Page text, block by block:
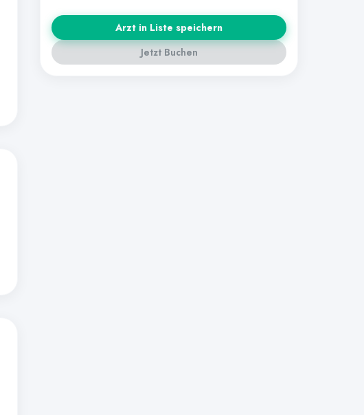
Arzt in Liste speichern
Jetzt Buchen